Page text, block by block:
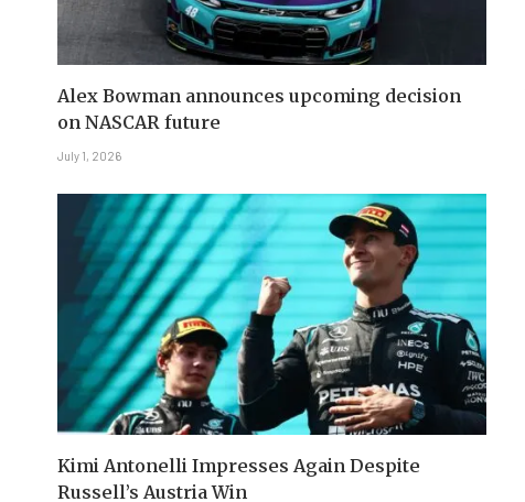
Alex Bowman announces upcoming decision
on NASCAR future
July 1, 2026
Kimi Antonelli Impresses Again Despite
Russell’s Austria Win